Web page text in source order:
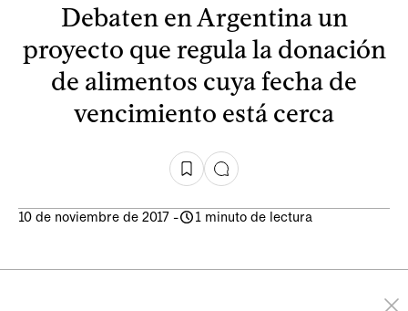
Debaten en Argentina un
proyecto que regula la donación
de alimentos cuya fecha de
vencimiento está cerca
10 de noviembre de 2017 - 1 minuto de lectura